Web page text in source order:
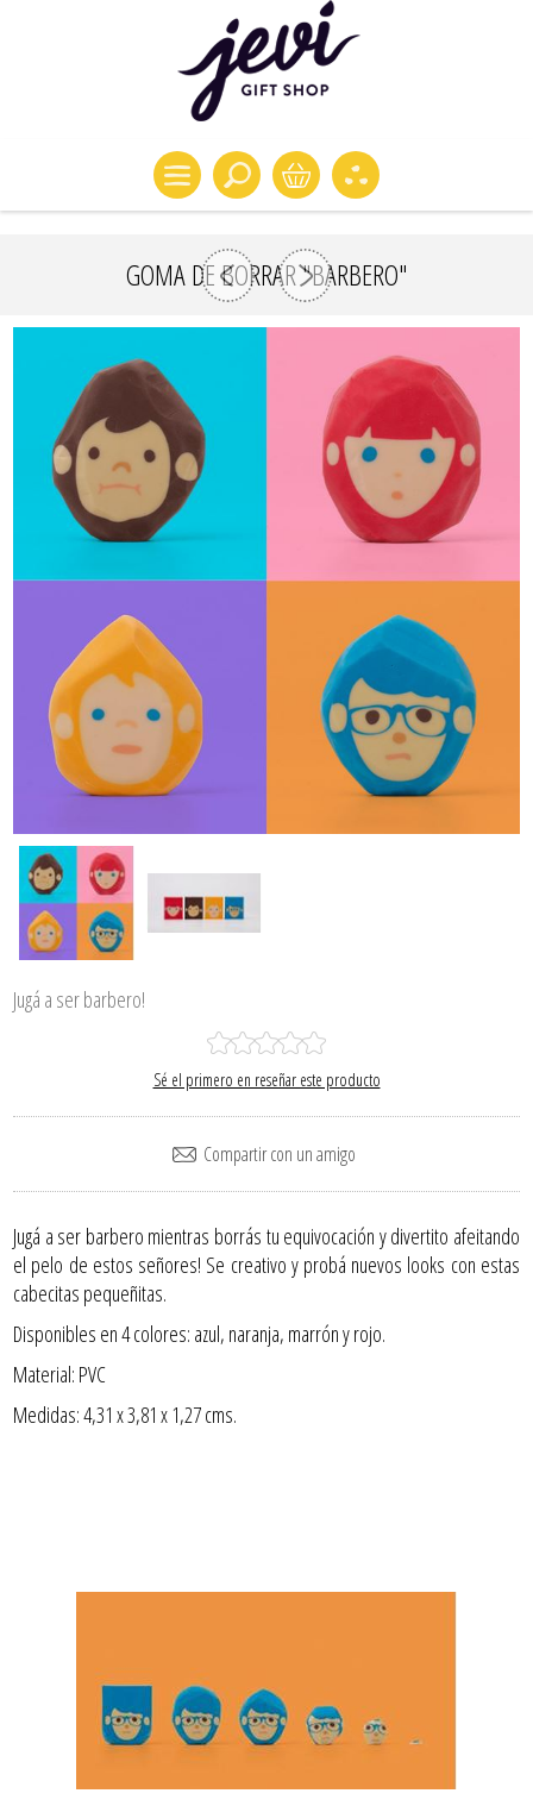
GOMA DE BORRAR "BARBERO"
Jugá a ser barbero!
Sé el primero en reseñar este producto
Jugá a ser barbero mientras borrás tu equivocación y divertito afeitando
el pelo de estos señores! Se creativo y probá nuevos looks con estas
cabecitas pequeñitas.
Disponibles en 4 colores: azul, naranja, marrón y rojo.
Material: PVC
Medidas: 4,31 x 3,81 x 1,27 cms.